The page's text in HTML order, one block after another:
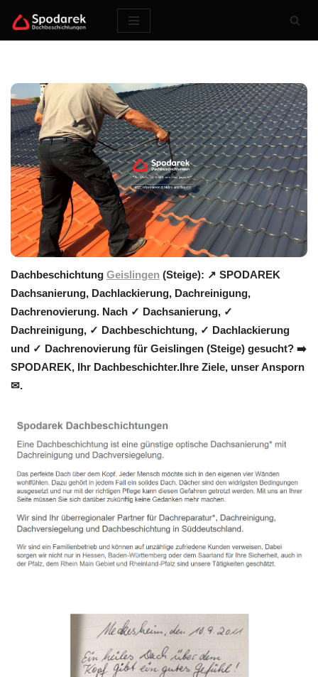
Zum
Dachbeschichtung Geislingen (Steige): ↗️ SPODAREK
Dachsanierung, Dachlackierung, Dachreinigung,
Dachrenovierung. Nach ✓ Dachsanierung, ✓
Dachreinigung, ✓ Dachbeschichtung, ✓ Dachlackierung
und ✓ Dachrenovierung für Geislingen (Steige) gesucht? ➡️
SPODAREK, Ihr Dachbeschichter.Ihre Ziele, unser Ansporn
✉.